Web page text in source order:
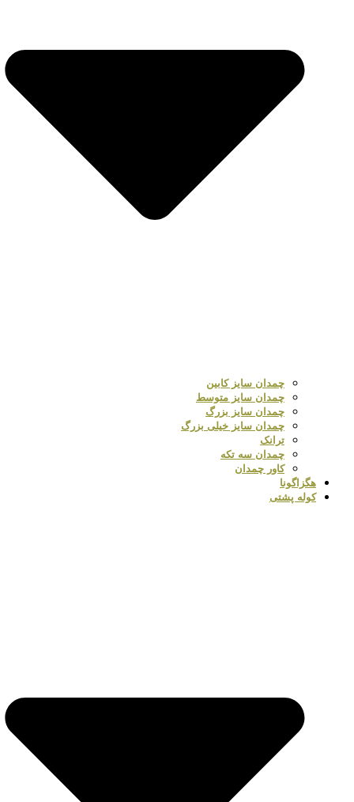
چمدان سایز کابین
چمدان سایز متوسط
چمدان سایز بزرگ
چمدان سایز خیلی بزرگ
ترانک
چمدان سه تکه
کاور چمدان
هگزاگونا
کوله پشتی